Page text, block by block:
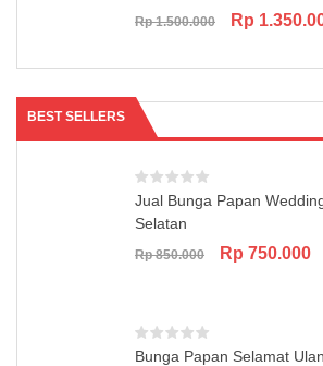
Rp1.500.000
Original
Rp
BEST SELLERS
Jual Bunga Papan
Selatan
Rp850.000
Original
Rp 750.000
Bunga Papan Selamat